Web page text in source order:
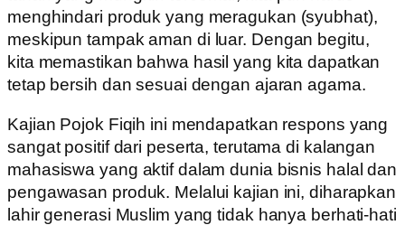
menghindari produk yang meragukan (syubhat),
meskipun tampak aman di luar. Dengan begitu,
kita memastikan bahwa hasil yang kita dapatkan
tetap bersih dan sesuai dengan ajaran agama.
Kajian Pojok Fiqih ini mendapatkan respons yang
sangat positif dari peserta, terutama di kalangan
mahasiswa yang aktif dalam dunia bisnis halal dan
pengawasan produk. Melalui kajian ini, diharapkan
lahir generasi Muslim yang tidak hanya berhati-hati